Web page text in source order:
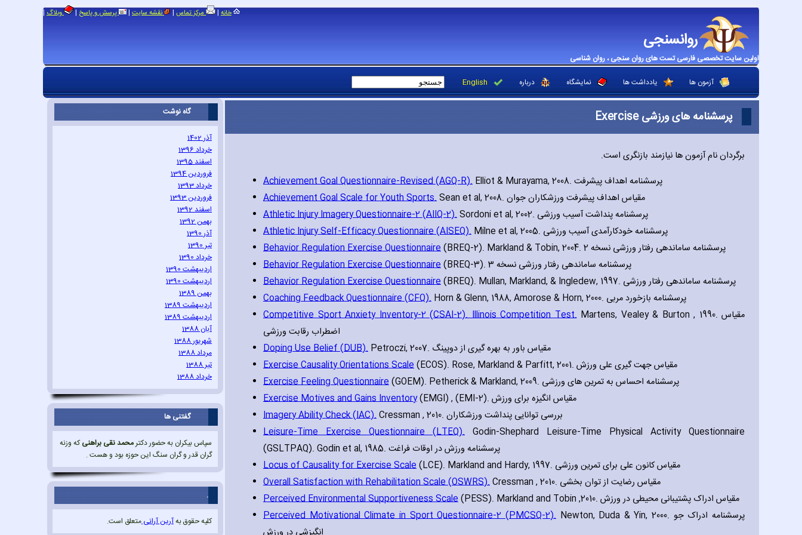
روانسنجی
اولین سایت تخصصی فارسی تست های روان سنجی ، روان شناسی
خانه | مرکز تماس | نقشه سایت | پرسش و پاسخ | وبلاگ |
آزمون ها یادداشت ها نمایشگاه درباره English
پرسشنامه های ورزشی Exercise
برگردان نام آزمون ها نیازمند بازنگری است.
Achievement Goal Questionnaire-Revised (AGQ-R).
Elliot & Murayama‚ 2008. پرسشنامه اهداف پیشرفت
Achievement Goal Scale for Youth Sports.
Sean et al‚ 2008. مقیاس اهداف پیشرفت ورزشکاران جوان
Athletic Injury Imagery Questionnaire-2 (AIIQ-2).
Sordoni et al‚ 2002. پرسشنامه پنداشت آسیب ورزشی
Athletic Injury Self-Efficacy Questionnaire (AISEQ).
Milne et al‚ 2005. پرسشنامه خودکارآمدی آسیب ورزشی
Behavior Regulation Exercise Questionnaire
(BREQ-2). Markland & Tobin‚ 2004. پرسشنامه ساماندهی رفتار ورزشی نسخه 2
Behavior Regulation Exercise Questionnaire
(BREQ-3). پرسشنامه ساماندهی رفتار ورزشی نسخه 3
Behavior Regulation Exercise Questionnaire
(BREQ). Mullan‚ Markland‚ & Ingledew‚ 1997. پرسشنامه ساماندهی رفتار ورزشی
Coaching Feedback Questionnaire (CFQ).
Horn & Glenn‚ 1988‚ Amorose & Horn‚ 2000. پرسشنامه بازخورد مربی
Competitive Sport Anxiety Inventory-2 (CSAI-2). Illinois Competition Test.Martens‚ Vealey & Burton ‚ 1990. مقیاس
اضطراب رقابت ورزشی
Doping Use Belief (DUB).
Petroczi‚ 2007. مقیاس باور به بهره گیری از دوپینگ
Exercise Causality Orientations Scale
(ECOS). Rose‚ Markland & Parfitt‚ 2001. مقیاس جهت گیری علی ورزش
Exercise Feeling Questionnaire
(GOEM). Petherick & Markland‚ 2009. پرسشنامه احساس به تمرین های ورزشی
Exercise Motives and Gains Inventory
(EMGI) ‚ (EMI-2). مقیاس انگیزه برای ورزش
Imagery Ability Check (IAC).
Cressman ‚ 2010. بررسی توانایی پنداشت ورزشکاران
Leisure-Time Exercise Questionnaire (LTEQ). Godin-Shephard Leisure-Time Physical Activity Questionnaire
(GSLTPAQ). Godin et al‚ 1985. پرسشنامه ورزش در اوقات فراغت
Locus of Causality for Exercise Scale
(LCE). Markland and Hardy‚ 1997. مقیاس کانون علی برای تمرین ورزشی
Overall Satisfaction with Rehabilitation Scale (OSWRS).
Cressman ‚ 2010. مقیاس رضایت از توان بخشی
Perceived Environmental Supportiveness Scale
(PESS). Markland and Tobin ‚2010. مقیاس ادراک پشتیبانی محیطی در ورزش
Perceived Motivational Climate in Sport Questionnaire-2 (PMCSQ-2).Newton‚ Duda & Yin‚ 2000. پرسشنامه ادراک جو
گاه نوشت
آذر 1402
خرداد 1396
اسفند 1395
فروردین 1394
خرداد 1393
فروردین 1393
اسفند 1392
بهمن 1392
آذر 1390
تیر 1390
خرداد 1390
اردیبهشت 1390
اردیبهشت 1390
بهمن 1389
اردیبهشت 1389
اردیبهشت 1389
آبان 1388
شهریور 1388
مرداد 1388
تیر 1388
خرداد 1388
گفتنی ها
سپاس بیکران به حضور دکترمحمد نقی براهنیکه وزنه
گران قدر و گران سنگ این حوزه بود و هست .
.
کلیه حقوق بهآرین آرانیمتعلق است.